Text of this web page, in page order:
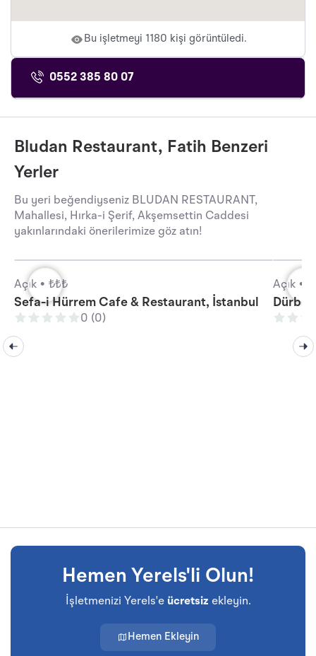
Bu işletmeyi 1180 kişi görüntüledi.
0552 385 80 07
Bludan Restaurant, Fatih Benzeri
Yerler
Bu yeri beğendiyseniz BLUDAN RESTAURANT,
Mahallesi, Hırka-i Şerif, Akşemsettin Caddesi
yakınlarındaki önerilerimize göz atın!
Açık • ₺₺₺
Sefa-i Hürrem Cafe & Restaurant, İstanbul
0 (0)
Açık •
Hemen Yerels'li Olun!
İşletmenizi Yerels'e ücretsiz ekleyin.
Hemen Ekleyin